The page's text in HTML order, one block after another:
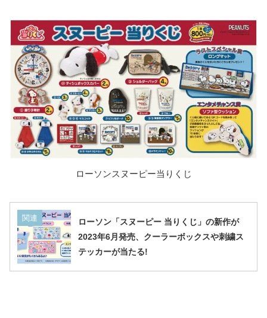
ローソンスヌーピー当りくじ
関連
ローソン「スヌーピー 当りくじ」の新作が
2023年6月発売、クーラーボックスや刺繍ス
テッカーが当たる!